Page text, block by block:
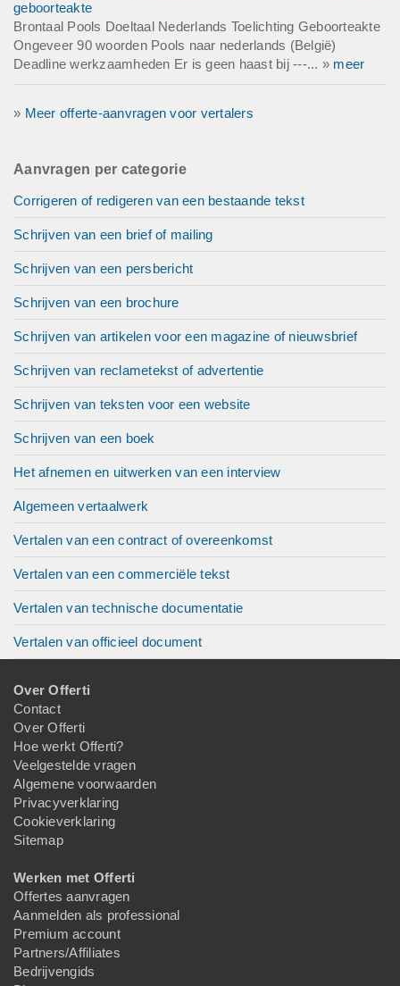
geboorteakte
Brontaal Pools Doeltaal Nederlands Toelichting Geboorteakte
Ongeveer 90 woorden Pools naar nederlands (België)
Deadline werkzaamheden Er is geen haast bij ---... » meer
» Meer offerte-aanvragen voor vertalers
Aanvragen per categorie
Corrigeren of redigeren van een bestaande tekst
Schrijven van een brief of mailing
Schrijven van een persbericht
Schrijven van een brochure
Schrijven van artikelen voor een magazine of nieuwsbrief
Schrijven van reclametekst of advertentie
Schrijven van teksten voor een website
Schrijven van een boek
Het afnemen en uitwerken van een interview
Algemeen vertaalwerk
Vertalen van een contract of overeenkomst
Vertalen van een commerciële tekst
Vertalen van technische documentatie
Vertalen van officieel document
Over Offerti
Contact
Over Offerti
Hoe werkt Offerti?
Veelgestelde vragen
Algemene voorwaarden
Privacyverklaring
Cookieverklaring
Sitemap
Werken met Offerti
Offertes aanvragen
Aanmelden als professional
Premium account
Partners/Affiliates
Bedrijvengids